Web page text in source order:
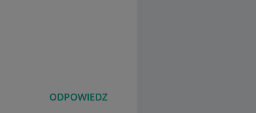
ODPOWIEDZ